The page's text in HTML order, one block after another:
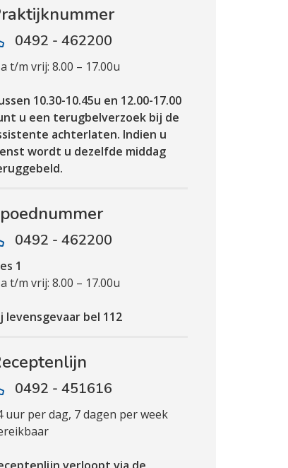
0492 - 462200
t/m vrij: 8.00 – 17.00u
10.30-10.45u en 12.00-17.00
u een terugbelverzoek bij de
achterlaten. Indien u
wordt u dezelfde middag
0492 - 462200
1
t/m vrij: 8.00 – 17.00u
levensgevaar bel 112
0492 - 451616
uur per dag, 7 dagen per week